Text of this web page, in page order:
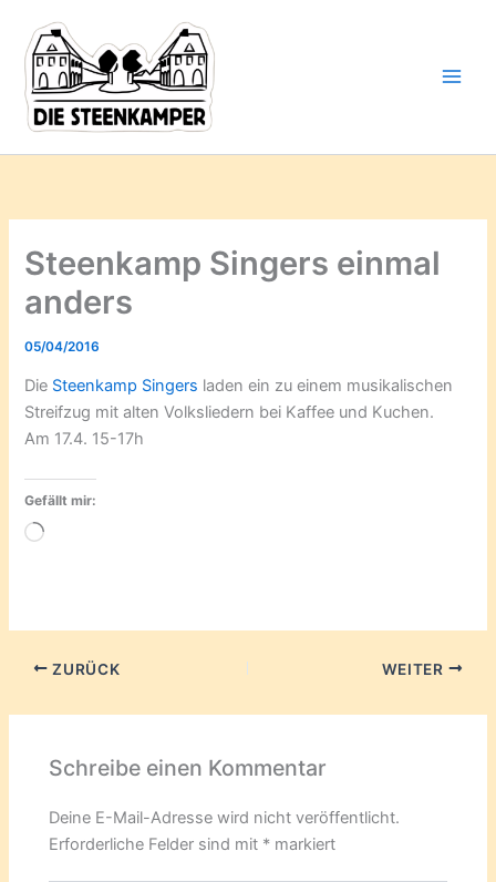
Inhalt
springen
Steenkamp Singers einmal
anders
05/04/2016
Die Steenkamp Singers laden ein zu einem musikalischen
Streifzug mit alten Volksliedern bei Kaffee und Kuchen.
Am 17.4. 15-17h
Gefällt mir:
Wird
ZURÜCK WEITER
Schreibe einen Kommentar
Deine E-Mail-Adresse wird nicht veröffentlicht.
Erforderliche Felder sind mit * markiert
deine
Mail-
Adresse
ein ...